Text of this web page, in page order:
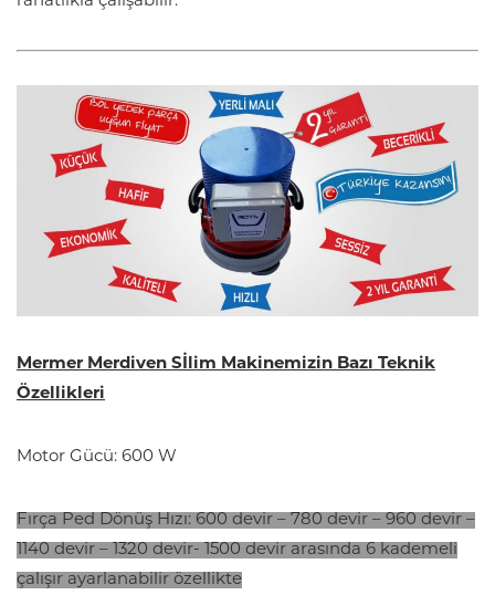
Mermer Merdiven Sİlim Makinemizin Bazı Teknik
Özellikleri
Motor Gücü: 600 W
Fırça Ped Dönüş Hızı: 600 devir – 780 devir – 960 devir –
1140 devir – 1320 devir- 1500 devir arasında 6 kademeli
çalışır ayarlanabilir özellikte